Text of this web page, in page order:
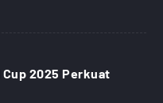
2025 Perkuat